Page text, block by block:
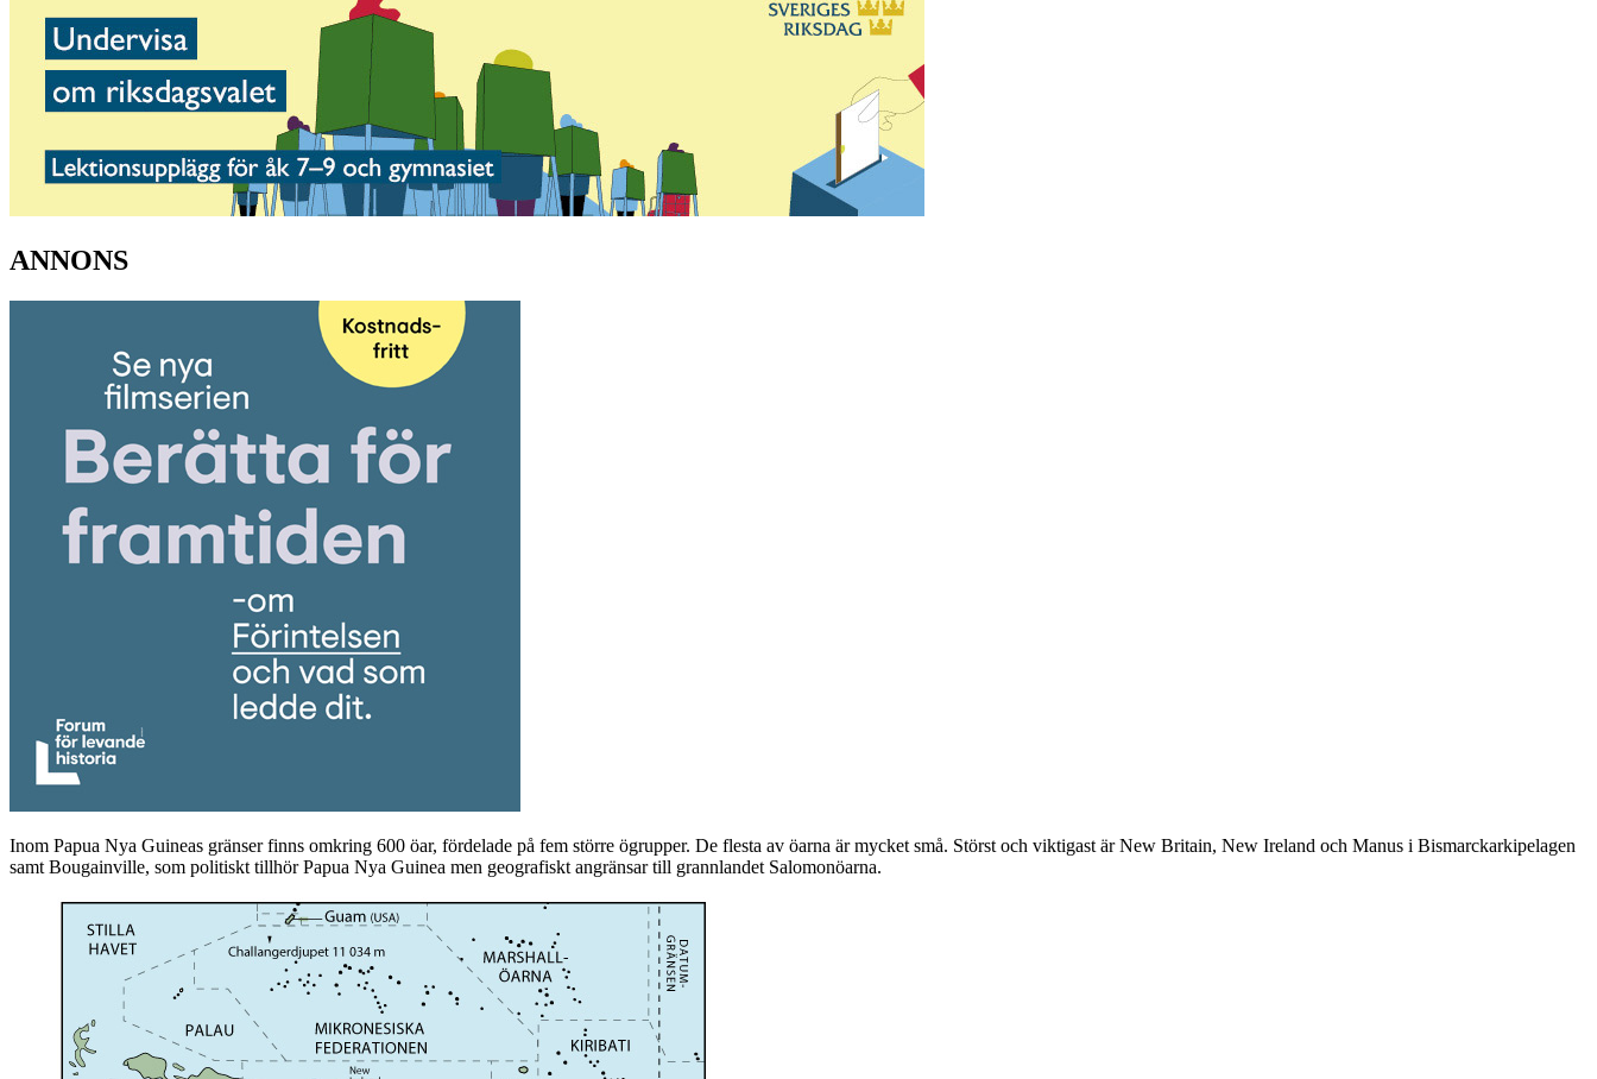
ANNONS
Inom Papua Nya Guineas gränser finns omkring 600 öar, fördelade på fem större ögrupper. De flesta av öarna är mycket små. Störst och viktigast är New Britain, New Ireland och Manus i Bismarckarkipelagen
samt Bougainville, som politiskt tillhör Papua Nya Guinea men geografiskt angränsar till grannlandet Salomonöarna.